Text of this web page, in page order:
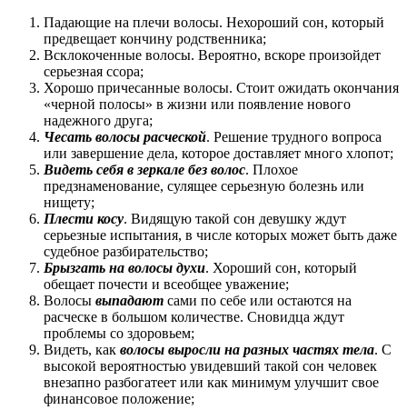
Падающие на плечи волосы. Нехороший сон, который
предвещает кончину родственника;
Всклокоченные волосы. Вероятно, вскоре произойдет
серьезная ссора;
Хорошо причесанные волосы. Стоит ожидать окончания
«черной полосы» в жизни или появление нового
надежного друга;
Чесать волосы расческой. Решение трудного вопроса
или завершение дела, которое доставляет много хлопот;
Видеть себя в зеркале без волос. Плохое
предзнаменование, сулящее серьезную болезнь или
нищету;
Плести косу. Видящую такой сон девушку ждут
серьезные испытания, в числе которых может быть даже
судебное разбирательство;
Брызгать на волосы духи. Хороший сон, который
обещает почести и всеобщее уважение;
Волосы выпадают сами по себе или остаются на
расческе в большом количестве. Сновидца ждут
проблемы со здоровьем;
Видеть, как волосы выросли на разных частях тела. С
высокой вероятностью увидевший такой сон человек
внезапно разбогатеет или как минимум улучшит свое
финансовое положение;